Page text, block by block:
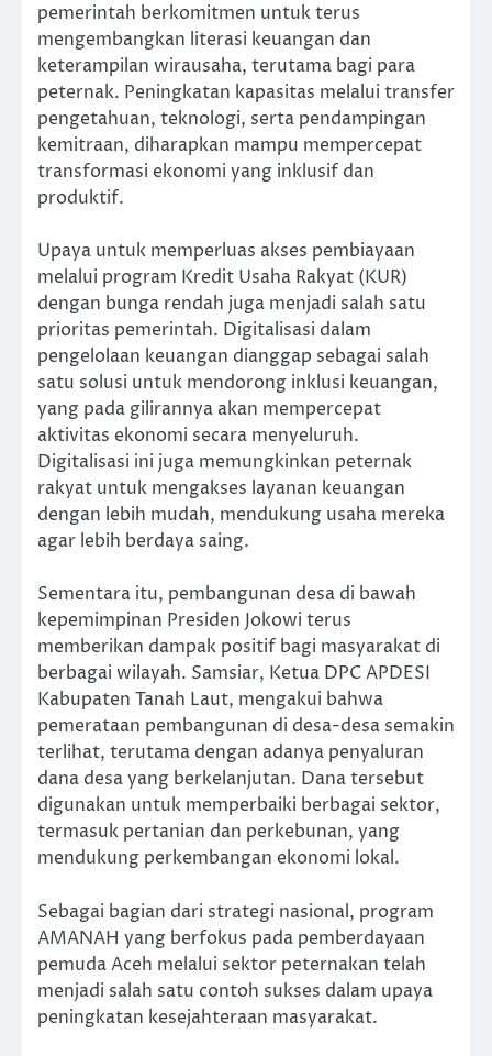
pemerintah berkomitmen untuk terus
mengembangkan literasi keuangan dan
keterampilan wirausaha, terutama bagi para
peternak. Peningkatan kapasitas melalui transfer
pengetahuan, teknologi, serta pendampingan
kemitraan, diharapkan mampu mempercepat
transformasi ekonomi yang inklusif dan
produktif.
Upaya untuk memperluas akses pembiayaan
melalui program Kredit Usaha Rakyat (KUR)
dengan bunga rendah juga menjadi salah satu
prioritas pemerintah. Digitalisasi dalam
pengelolaan keuangan dianggap sebagai salah
satu solusi untuk mendorong inklusi keuangan,
yang pada gilirannya akan mempercepat
aktivitas ekonomi secara menyeluruh.
Digitalisasi ini juga memungkinkan peternak
rakyat untuk mengakses layanan keuangan
dengan lebih mudah, mendukung usaha mereka
agar lebih berdaya saing.
Sementara itu, pembangunan desa di bawah
kepemimpinan Presiden Jokowi terus
memberikan dampak positif bagi masyarakat di
berbagai wilayah. Samsiar, Ketua DPC APDESI
Kabupaten Tanah Laut, mengakui bahwa
pemerataan pembangunan di desa-desa semakin
terlihat, terutama dengan adanya penyaluran
dana desa yang berkelanjutan. Dana tersebut
digunakan untuk memperbaiki berbagai sektor,
termasuk pertanian dan perkebunan, yang
mendukung perkembangan ekonomi lokal.
Sebagai bagian dari strategi nasional, program
AMANAH yang berfokus pada pemberdayaan
pemuda Aceh melalui sektor peternakan telah
menjadi salah satu contoh sukses dalam upaya
peningkatan kesejahteraan masyarakat.